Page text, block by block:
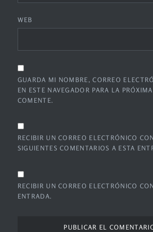
WEB
GUARDA MI NOMBRE, CORREO
EN ESTE NAVEGADOR PARA LA
COMENTE.
RECIBIR UN CORREO ELECTRÓNICO
SIGUIENTES COMENTARIOS A ESTA
RECIBIR UN CORREO ELECTRÓNICO
ENTRADA.